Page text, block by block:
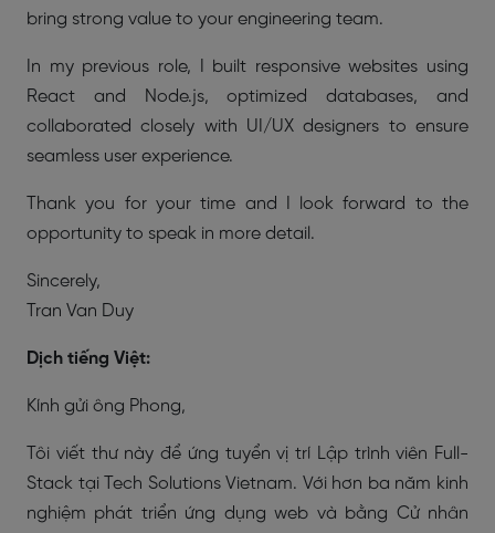
bring strong value to your engineering team.
In my previous role, I built responsive websites using
React and Node.js, optimized databases, and
collaborated closely with UI/UX designers to ensure
seamless user experience.
Thank you for your time and I look forward to the
opportunity to speak in more detail.
Sincerely,
Tran Van Duy
Dịch tiếng Việt:
Kính gửi ông Phong,
Tôi viết thư này để ứng tuyển vị trí Lập trình viên Full-
Stack tại Tech Solutions Vietnam. Với hơn ba năm kinh
nghiệm phát triển ứng dụng web và bằng Cử nhân